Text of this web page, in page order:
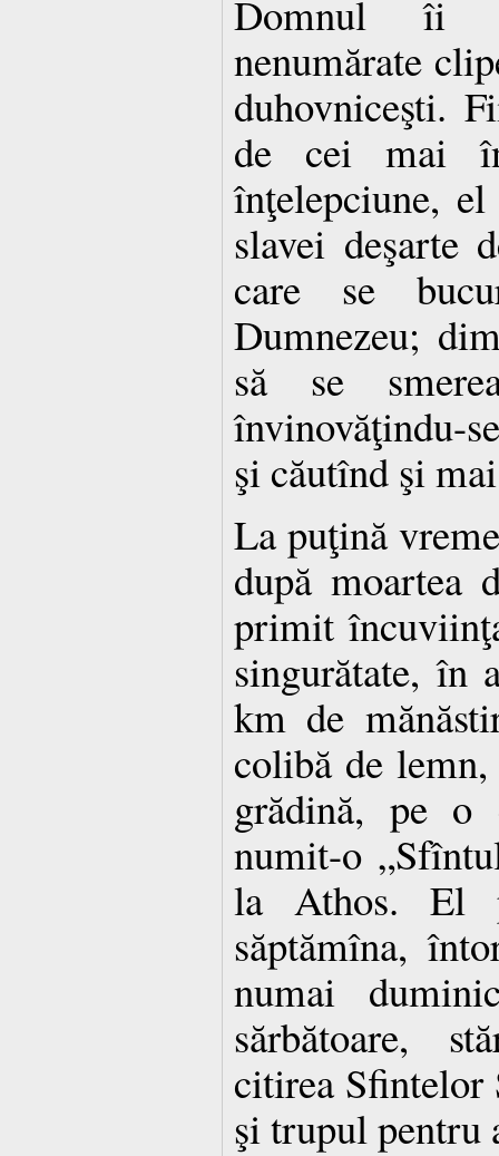
Domnul îi
nenumărate
duhovniceşti.
de cei mai
înţelepciune,
slavei deşarte
care se
Dumnezeu;
să se
învinovăţindu-
şi căutînd şi
La puţină
după moartea
primit
singurătate, în
km de
colibă de
grădină, pe
numit-o
la Athos. El
săptămîna,
numai
sărbătoare,
citirea
şi trupul pentru